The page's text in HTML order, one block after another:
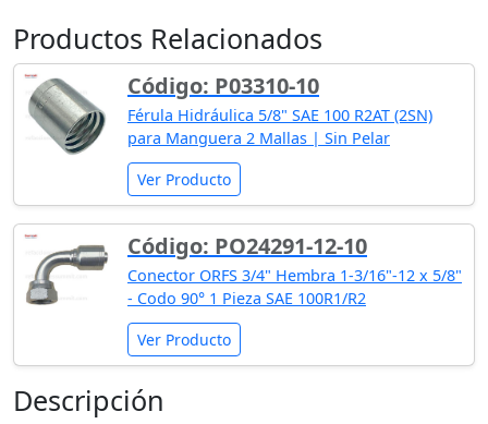
Productos Relacionados
Código: P03310-10
Férula Hidráulica 5/8" SAE 100 R2AT (2SN)
para Manguera 2 Mallas | Sin Pelar
Ver Producto
Código: PO24291-12-10
Conector ORFS 3/4" Hembra 1-3/16"-12 x 5/8"
- Codo 90° 1 Pieza SAE 100R1/R2
Ver Producto
Descripción